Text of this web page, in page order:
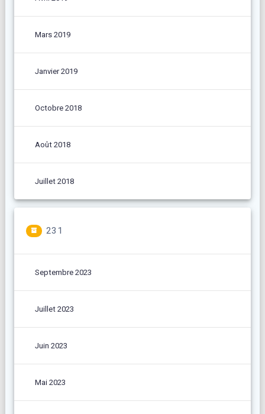
Mars 2019
Janvier 2019
Octobre 2018
Août 2018
Juillet 2018
231
Septembre 2023
Juillet 2023
Juin 2023
Mai 2023